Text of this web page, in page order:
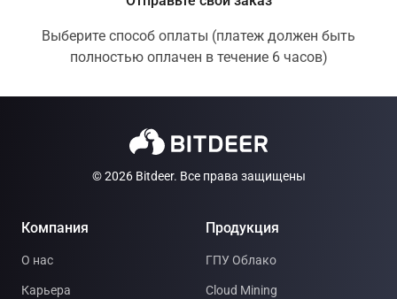
Выберите способ оплаты (платеж должен быть
полностью оплачен в течение 6 часов)
© 2026 Bitdeer. Все права защищены
Компания
О нас
Карьера
Продукция
ГПУ Облако
Cloud Mining